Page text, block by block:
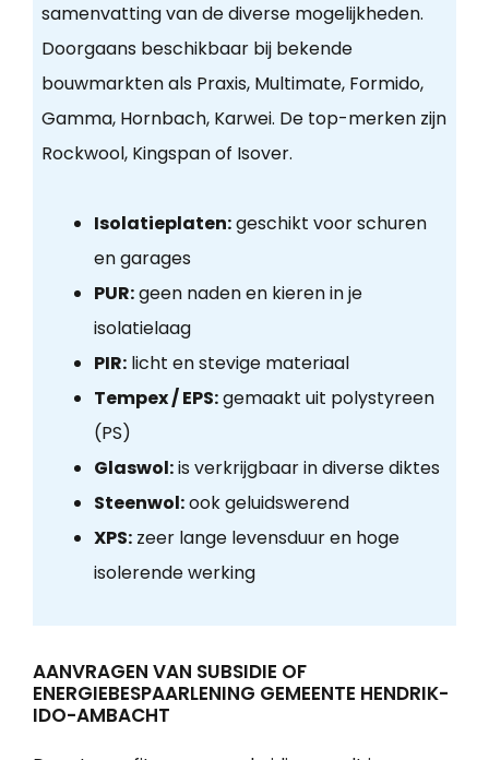
samenvatting van de diverse mogelijkheden.
Doorgaans beschikbaar bij bekende
bouwmarkten als Praxis, Multimate, Formido,
Gamma, Hornbach, Karwei. De top-merken zijn
Rockwool, Kingspan of Isover.
Isolatieplaten:geschikt voor schuren
en garages
PUR:geen naden en kieren in je
isolatielaag
PIR:licht en stevige materiaal
Tempex / EPS:gemaakt uit polystyreen
(PS)
Glaswol:is verkrijgbaar in diverse diktes
Steenwol:ook geluidswerend
XPS:zeer lange levensduur en hoge
isolerende werking
AANVRAGEN VAN SUBSIDIE OF
ENERGIEBESPAARLENING GEMEENTE HENDRIK-
IDO-AMBACHT